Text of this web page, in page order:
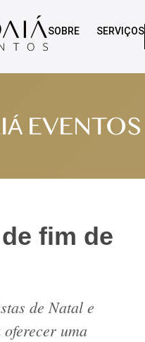
SOBRE SERVIÇOS
EVENTOS
fim de
de Natal e
uma